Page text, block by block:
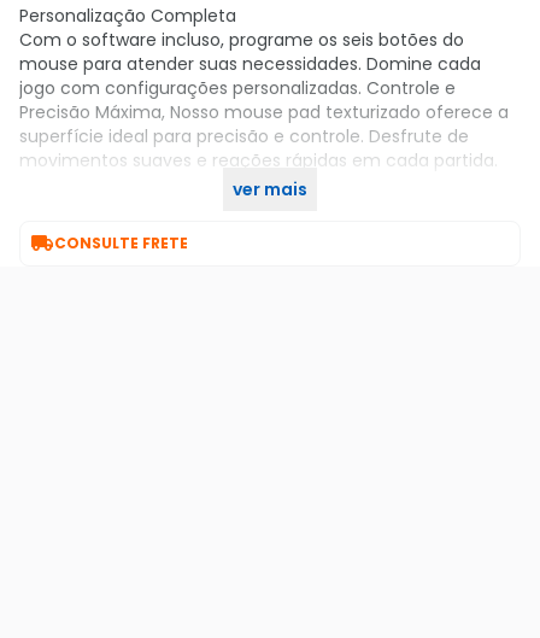
Personalização Completa
Com o software incluso, programe os seis botões do
mouse para atender suas necessidades. Domine cada
jogo com configurações personalizadas. Controle e
Precisão Máxima, Nosso mouse pad texturizado oferece a
superfície ideal para precisão e controle. Desfrute de
movimentos suaves e reações rápidas em cada partida.
ver mais
CONSULTE FRETE